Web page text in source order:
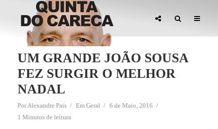
UM GRANDE JOÃO SOUSA
FEZ SURGIR O MELHOR
NADAL
PorAlexandre Pais Em Geral
6 de Maio, 2016
1 Minutos de leitura